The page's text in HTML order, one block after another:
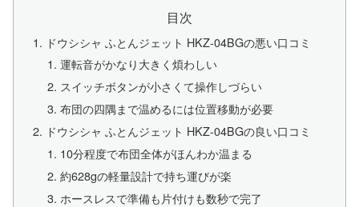
目次
ドウシシャ ふとんジェット HKZ-04BGの悪い口コミ
運転音がかなり大きく煩わしい
スイッチボタンが小さくて操作しづらい
布団の四隅まで温めるには位置移動が必要
ドウシシャ ふとんジェット HKZ-04BGの良い口コミ
10分程度で布団全体がほんわか温まる
約628gの軽量設計で持ち運びが楽
ホースレスで準備も片付けも数秒で完了